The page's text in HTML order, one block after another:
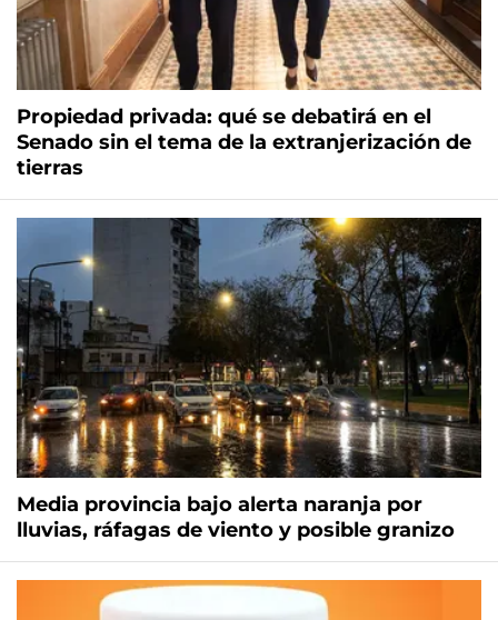
Propiedad privada: qué se debatirá en el
Senado sin el tema de la extranjerización de
tierras
Media provincia bajo alerta naranja por
lluvias, ráfagas de viento y posible granizo